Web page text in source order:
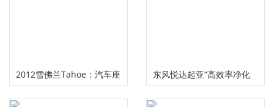
2012雪佛兰Tahoe：汽车座
椅检查
东风悦达起亚“高效率净化
滤芯”获中汽研认证